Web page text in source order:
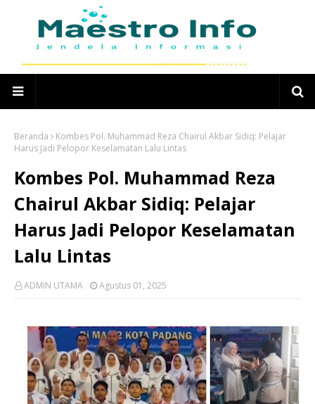
Beranda
Kombes Pol. Muhammad Reza Chairul Akbar Sidiq: Pelajar
Harus Jadi Pelopor Keselamatan Lalu Lintas
Kombes Pol. Muhammad Reza
Chairul Akbar Sidiq: Pelajar
Harus Jadi Pelopor Keselamatan
Lalu Lintas
ADMIN UTAMA Agustus 01, 2025